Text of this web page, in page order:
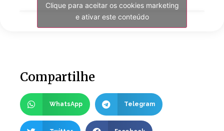
Clique para aceitar os cookies marketing
e ativar este conteúdo
Compartilhe
WhatsApp Telegram